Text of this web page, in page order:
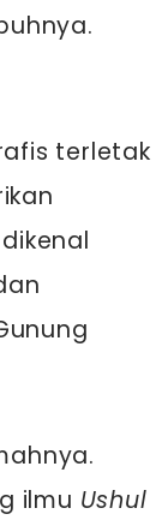
terletak
ilmu Ushul